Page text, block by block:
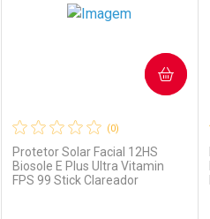
(0)
Protetor Solar Facial 12HS
Biosole E Plus Ultra Vitamin
FPS 99 Stick Clareador
COMPRAR